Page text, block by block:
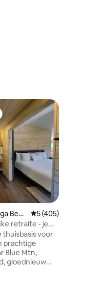
Beac
Gemiddelde
5 (405)
je
thuisbasis voor
prachtige
Blue Mtn,
gloednieuw